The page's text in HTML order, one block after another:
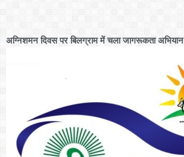
अग्निशमन दिवस पर बिलग्राम में चला जागरूकता अभियान